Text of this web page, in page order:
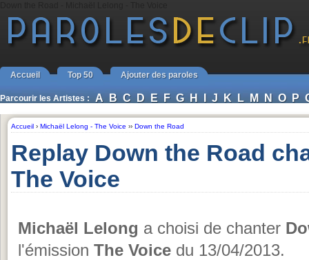
Accueil Top 50 Ajouter des paroles
Parcourir les Artistes : A B C D E F G H I J K L M N O P
Accueil › Michaël Lelong - The Voice ›› Down the Road
Replay Down the Road
The Voice
Michaël Lelong a choisi de chanter
l'émission The Voice du 13/04/2013.